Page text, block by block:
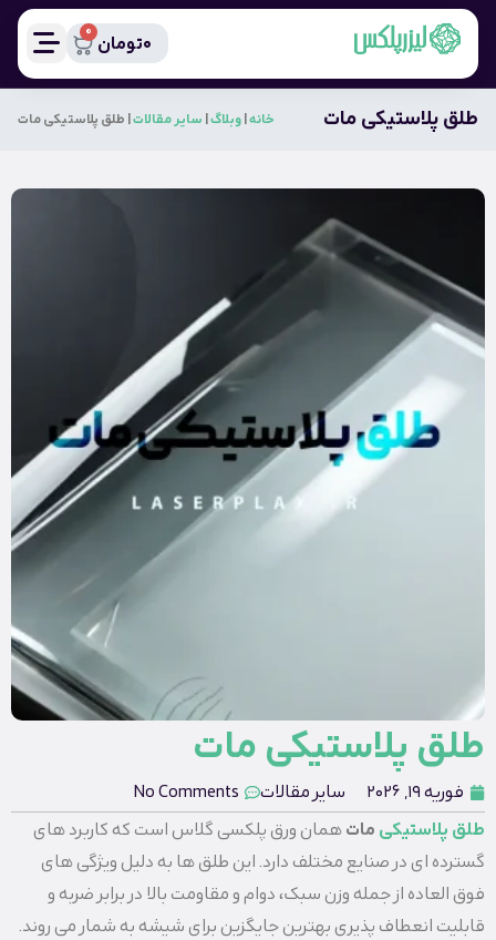
0تومان
0
طلق پلاستیکی مات خانه وبلاگ سایر مقالات طلق پلاستیکی مات
طلق پلاستیکی مات
فوریه 19, 2026 سایر مقالات
No Comments
طلق پلاستیکی ماتهمان ورق پلکسی گلاس است که کاربرد های
گسترده‌ ای در صنایع مختلف دارد. این طلق ها به دلیل ویژگی ‌های
فوق العاده از جمله وزن سبک، دوام و مقاومت بالا در برابر ضربه و
قابلیت انعطاف پذیری بهترین جایگزین برای شیشه به شمار می‌ روند.